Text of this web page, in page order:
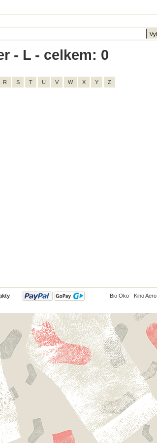
- L - celkem: 0
R S T U V W X Y Z
Bio Oko Kino Aero